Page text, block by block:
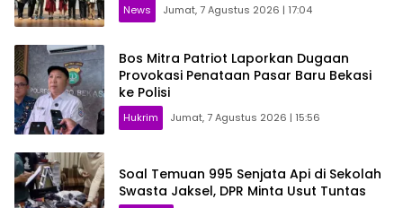
News Jumat, 7 Agustus 2026 | 17:04
Bos Mitra Patriot Laporkan Dugaan
Provokasi Penataan Pasar Baru Bekasi
ke Polisi
Hukrim Jumat, 7 Agustus 2026 | 15:56
Soal Temuan 995 Senjata Api di Sekolah
Swasta Jaksel, DPR Minta Usut Tuntas